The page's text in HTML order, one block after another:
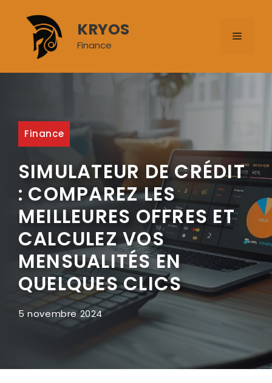
contenu
KRYOS
Finance
MENU
Finance
SIMULATEUR DE CRÉDIT
: COMPAREZ LES
MEILLEURES OFFRES ET
CALCULEZ VOS
MENSUALITÉS EN
QUELQUES CLICS
5 novembre 2024